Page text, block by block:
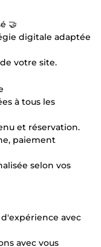
🤝
digitale adaptée
votre site.
à tous les
et réservation.
paiement
selon vos
avec
avec vous